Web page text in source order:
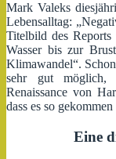
Mark Valeks
Lebensalltag:
Titelbild des Reports
Wasser bis zur
Klimawandel“.
sehr gut möglich,
Renaissance von
dass es so
Eine